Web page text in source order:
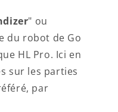
" ou
du robot de Go
HL Pro. Ici en
sur les parties
par